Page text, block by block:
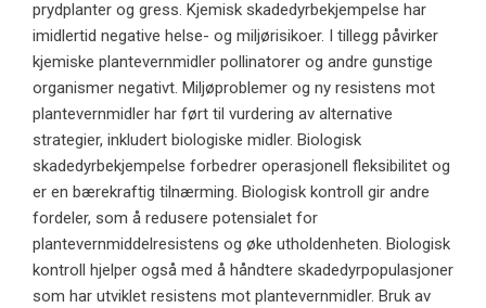
prydplanter og gress. Kjemisk skadedyrbekjempelse har
imidlertid negative helse- og miljørisikoer. I tillegg påvirker
kjemiske plantevernmidler pollinatorer og andre gunstige
organismer negativt. Miljøproblemer og ny resistens mot
plantevernmidler har ført til vurdering av alternative
strategier, inkludert biologiske midler. Biologisk
skadedyrbekjempelse forbedrer operasjonell fleksibilitet og
er en bærekraftig tilnærming. Biologisk kontroll gir andre
fordeler, som å redusere potensialet for
plantevernmiddelresistens og øke utholdenheten. Biologisk
kontroll hjelper også med å håndtere skadedyrpopulasjoner
som har utviklet resistens mot plantevernmidler. Bruk av